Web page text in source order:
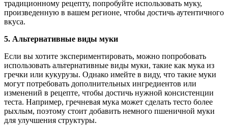
традиционному рецепту, попробуйте использовать муку,
произведенную в вашем регионе, чтобы достичь аутентичного
вкуса.
5. Альтернативные виды муки
Если вы хотите экспериментировать, можно попробовать
использовать альтернативные виды муки, такие как мука из
гречки или кукурузы. Однако имейте в виду, что такие муки
могут потребовать дополнительных ингредиентов или
изменений в рецепте, чтобы достичь нужной консистенции
теста. Например, гречневая мука может сделать тесто более
рыхлым, поэтому стоит добавить немного пшеничной муки
для улучшения структуры.